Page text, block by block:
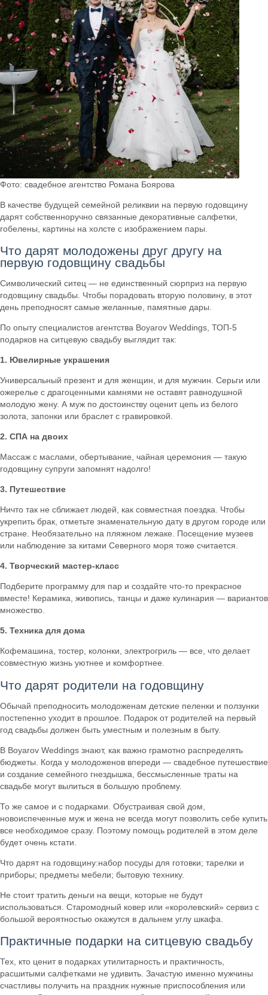
Фото: свадебное агентство Романа Боярова
В качестве будущей семейной реликвии на первую годовщину
дарят собственноручно связанные декоративные салфетки,
гобелены, картины на холсте с изображением пары.
Что дарят молодожены друг другу на
первую годовщину свадьбы
Символический ситец — не единственный сюрприз на первую
годовщину свадьбы. Чтобы порадовать вторую половину, в этот
день преподносят самые желанные, памятные дары.
По опыту специалистов агентства Boyarov Weddings, ТОП-5
подарков на ситцевую свадьбу выглядит так:
1. Ювелирные украшения
Универсальный презент и для женщин, и для мужчин. Серьги или
ожерелье с драгоценными камнями не оставят равнодушной
молодую жену. А муж по достоинству оценит цепь из белого
золота, запонки или браслет с гравировкой.
2. СПА на двоих
Массаж с маслами, обертывание, чайная церемония — такую
годовщину супруги запомнят надолго!
3. Путешествие
Ничто так не сближает людей, как совместная поездка. Чтобы
укрепить брак, отметьте знаменательную дату в другом городе или
стране. Необязательно на пляжном лежаке. Посещение музеев
или наблюдение за китами Северного моря тоже считается.
4. Творческий мастер-класс
Подберите программу для пар и создайте что-то прекрасное
вместе! Керамика, живопись, танцы и даже кулинария — вариантов
множество.
5. Техника для дома
Кофемашина, тостер, колонки, электрогриль — все, что делает
совместную жизнь уютнее и комфортнее.
Что дарят родители на годовщину
Обычай преподносить молодоженам детские пеленки и ползунки
постепенно уходит в прошлое. Подарок от родителей на первый
год свадьбы должен быть уместным и полезным в быту.
В Boyarov Weddings знают, как важно грамотно распределять
бюджеты. Когда у молодоженов впереди — свадебное путешествие
и создание семейного гнездышка, бессмысленные траты на
свадьбе могут вылиться в большую проблему.
То же самое и с подарками. Обустраивая свой дом,
новоиспеченные муж и жена не всегда могут позволить себе купить
все необходимое сразу. Поэтому помощь родителей в этом деле
будет очень кстати.
Что дарят на годовщину:набор посуды для готовки; тарелки и
приборы; предметы мебели; бытовую технику.
Не стоит тратить деньги на вещи, которые не будут
использоваться. Старомодный ковер или «королевский» сервиз с
большой вероятностью окажутся в дальнем углу шкафа.
Практичные подарки на ситцевую свадьбу
Тех, кто ценит в подарках утилитарность и практичность,
расшитыми салфетками не удивить. Зачастую именно мужчины
счастливы получить на праздник нужные приспособления или